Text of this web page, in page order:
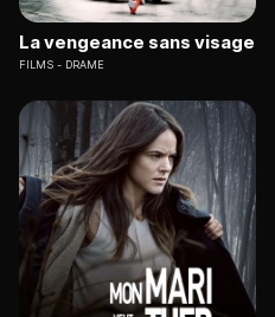
La vengeance sans visage
FILMS DRAME